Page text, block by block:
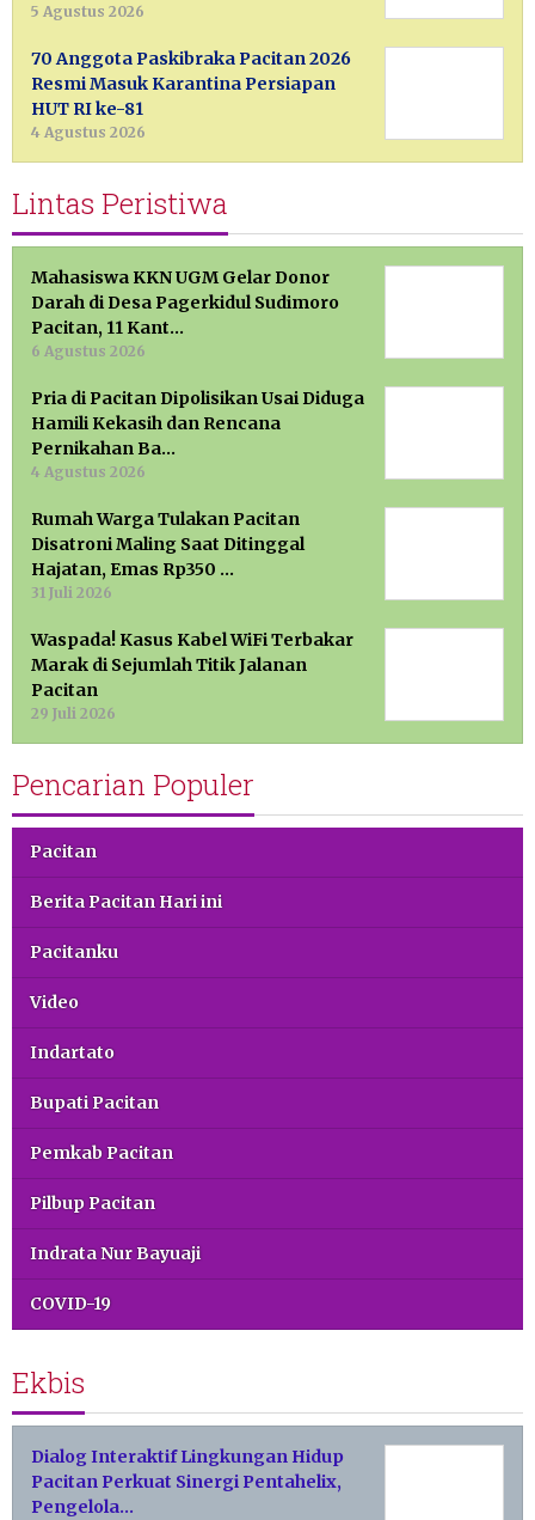
5 Agustus 2026
70 Anggota Paskibraka Pacitan 2026
Resmi Masuk Karantina Persiapan
HUT RI ke-81
4 Agustus 2026
Lintas Peristiwa
Mahasiswa KKN UGM Gelar Donor
Darah di Desa Pagerkidul Sudimoro
Pacitan, 11 Kant…
6 Agustus 2026
Pria di Pacitan Dipolisikan Usai Diduga
Hamili Kekasih dan Rencana
Pernikahan Ba…
4 Agustus 2026
Rumah Warga Tulakan Pacitan
Disatroni Maling Saat Ditinggal
Hajatan, Emas Rp350 …
31 Juli 2026
Waspada! Kasus Kabel WiFi Terbakar
Marak di Sejumlah Titik Jalanan
Pacitan
29 Juli 2026
Pencarian Populer
Pacitan
Berita Pacitan Hari ini
Pacitanku
Video
Indartato
Bupati Pacitan
Pemkab Pacitan
Pilbup Pacitan
Indrata Nur Bayuaji
COVID-19
Ekbis
Dialog Interaktif Lingkungan Hidup
Pacitan Perkuat Sinergi Pentahelix,
Pengelola…